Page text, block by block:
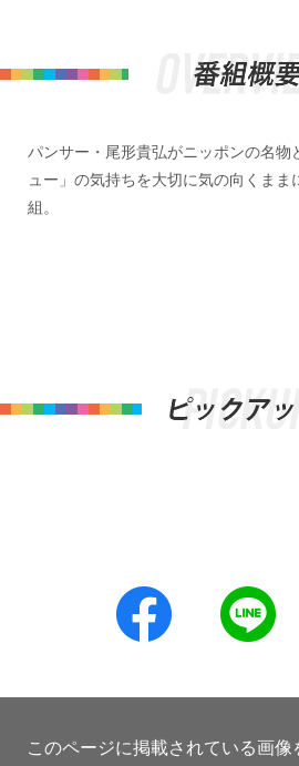
パンサー・尾形貴弘がニッポンの名物
ュー」の気持ちを大切に気の向くまま
組。
このページに掲載されている画